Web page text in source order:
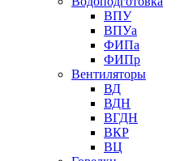
ВПУ
ВПУа
ФИПа
ФИПр
Вентиляторы
ВД
ВДН
ВГДН
ВКР
ВЦ